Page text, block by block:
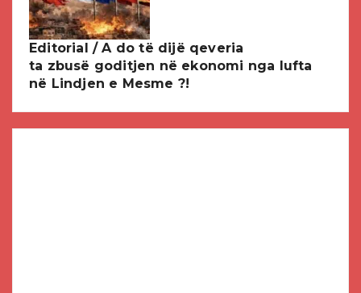
Editorial / A do të dijë qeveria
ta zbusë goditjen në ekonomi nga lufta
në Lindjen e Mesme ?!